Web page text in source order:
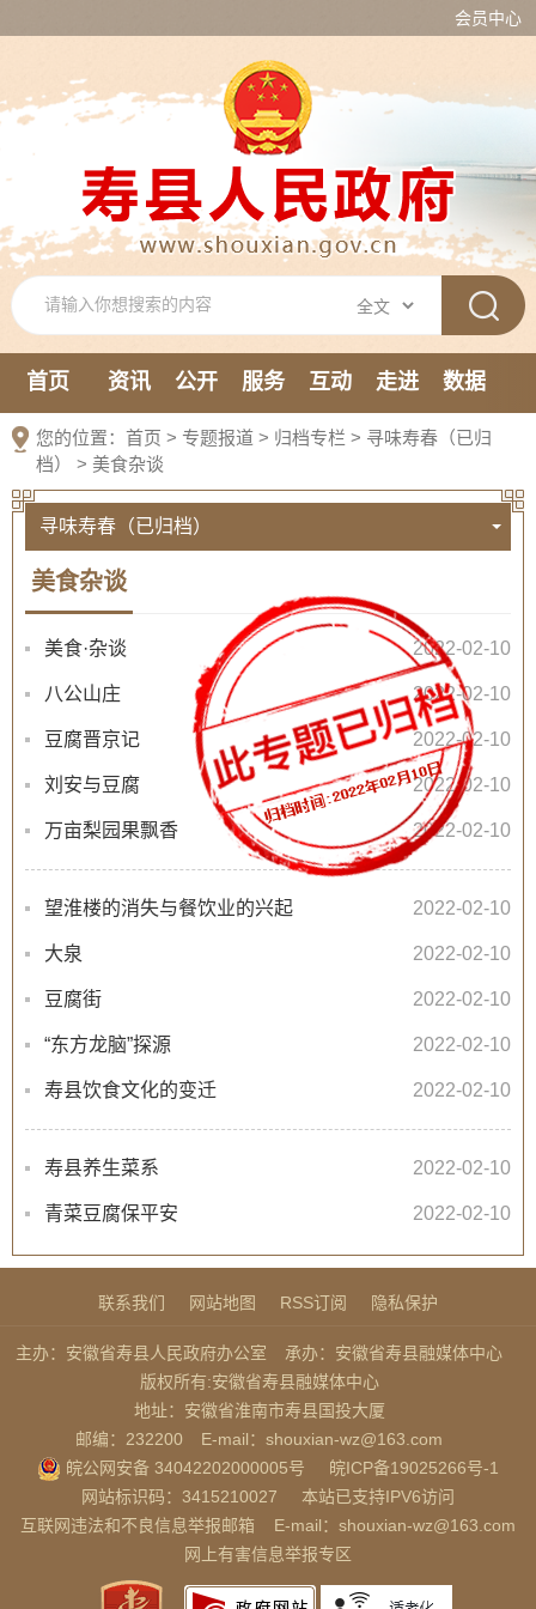
会员中心
首页 资讯 公开 服务 互动 走进
数据
新媒体
您的位置： 首页 > 专题报道 > 归档专栏 > 寻味寿春（已归
档）
> 美食杂谈
寻味寿春（已归档）
美食杂谈
美食·杂谈 2022-02-10
八公山庄 2022-02-10
豆腐晋京记 2022-02-10
刘安与豆腐 2022-02-10
万亩梨园果飘香 2022-02-10
望淮楼的消失与餐饮业的兴起 2022-02-10
大泉 2022-02-10
豆腐街 2022-02-10
“东方龙脑”探源 2022-02-10
寿县饮食文化的变迁 2022-02-10
寿县养生菜系 2022-02-10
青菜豆腐保平安 2022-02-10
联系我们 网站地图 RSS订阅 隐私保护
主办：安徽省寿县人民政府办公室
承办：安徽省寿县融媒体中心
版权所有:安徽省寿县融媒体中心
地址：安徽省淮南市寿县国投大厦
邮编：232200
E-mail：shouxian-wz@163.com
皖公网安备 34042202000005号
皖ICP备19025266号-1
网站标识码：3415210027
本站已支持IPV6访问
互联网违法和不良信息举报邮箱
E-mail：shouxian-wz@163.com
网上有害信息举报专区